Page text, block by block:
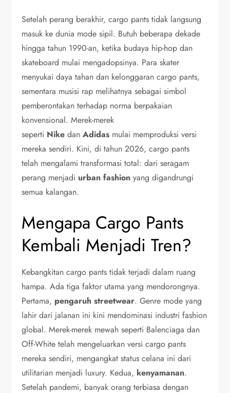
Setelah perang berakhir, cargo pants tidak langsung
masuk ke dunia mode sipil. Butuh beberapa dekade
hingga tahun 1990-an, ketika budaya hip-hop dan
skateboard mulai mengadopsinya. Para skater
menyukai daya tahan dan kelonggaran cargo pants,
sementara musisi rap melihatnya sebagai simbol
pemberontakan terhadap norma berpakaian
konvensional. Merek-merek
seperti Nike danAdidas mulai memproduksi versi
mereka sendiri. Kini, di tahun 2026, cargo pants
telah mengalami transformasi total: dari seragam
perang menjadi urban fashion yang digandrungi
semua kalangan.
Mengapa Cargo Pants
Kembali Menjadi Tren?
Kebangkitan cargo pants tidak terjadi dalam ruang
hampa. Ada tiga faktor utama yang mendorongnya.
Pertama, pengaruh streetwear. Genre mode yang
lahir dari jalanan ini kini mendominasi industri fashion
global. Merek-merek mewah seperti Balenciaga dan
Off-White telah mengeluarkan versi cargo pants
mereka sendiri, mengangkat status celana ini dari
utilitarian menjadi luxury. Kedua, kenyamanan.
Setelah pandemi, banyak orang terbiasa dengan